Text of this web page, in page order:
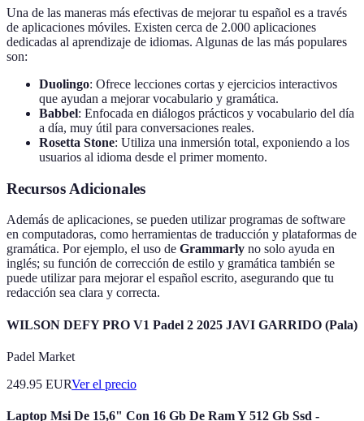
Una de las maneras más efectivas de mejorar tu español es a través
de aplicaciones móviles. Existen cerca de 2.000 aplicaciones
dedicadas al aprendizaje de idiomas. Algunas de las más populares
son:
Duolingo: Ofrece lecciones cortas y ejercicios interactivos
que ayudan a mejorar vocabulario y gramática.
Babbel: Enfocada en diálogos prácticos y vocabulario del día
a día, muy útil para conversaciones reales.
Rosetta Stone: Utiliza una inmersión total, exponiendo a los
usuarios al idioma desde el primer momento.
Recursos Adicionales
Además de aplicaciones, se pueden utilizar programas de software
en computadoras, como herramientas de traducción y plataformas de
gramática. Por ejemplo, el uso de Grammarly no solo ayuda en
inglés; su función de corrección de estilo y gramática también se
puede utilizar para mejorar el español escrito, asegurando que tu
redacción sea clara y correcta.
WILSON DEFY PRO V1 Padel 2 2025 JAVI GARRIDO (Pala)
Padel Market
249.95 EURVer el precio
Laptop Msi De 15,6" Con 16 Gb De Ram Y 512 Gb Ssd -